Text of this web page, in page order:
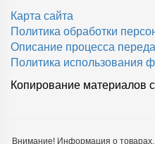
Карта сайта
Политика обработки
Описание процесса
Политика использования
Копирование материалов
Внимание! Информация о